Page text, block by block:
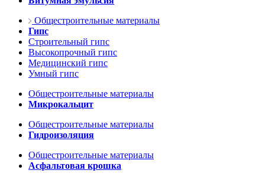
Общестроительные материалы
Гипс
Строительный гипс
Высокопрочный гипс
Медицинский гипс
Умный гипс
Общестроительные материалы
Микрокальцит
Общестроительные материалы
Гидроизоляция
Общестроительные материалы
Асфальтовая крошка